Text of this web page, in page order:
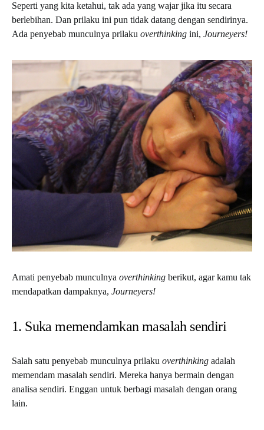
Seperti yang kita ketahui, tak ada yang wajar jika itu secara
berlebihan. Dan prilaku ini pun tidak datang dengan sendirinya.
Ada penyebab munculnya prilaku overthinking ini, Journeyers!
Amati penyebab munculnya overthinking berikut, agar kamu tak
mendapatkan dampaknya, Journeyers!
1. Suka memendamkan masalah sendiri
Salah satu penyebab munculnya prilaku overthinking adalah
memendam masalah sendiri. Mereka hanya bermain dengan
analisa sendiri. Enggan untuk berbagi masalah dengan orang
lain.